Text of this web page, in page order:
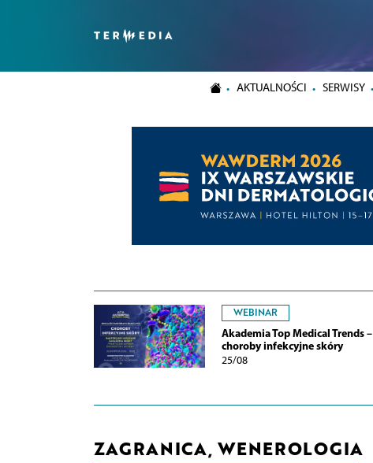
AKTUALNOŚCI SERWISY
WEBINAR
Akademia Top Medical Trends –
choroby infekcyjne skóry
25/08
ZAGRANICA, WENEROLOGIA